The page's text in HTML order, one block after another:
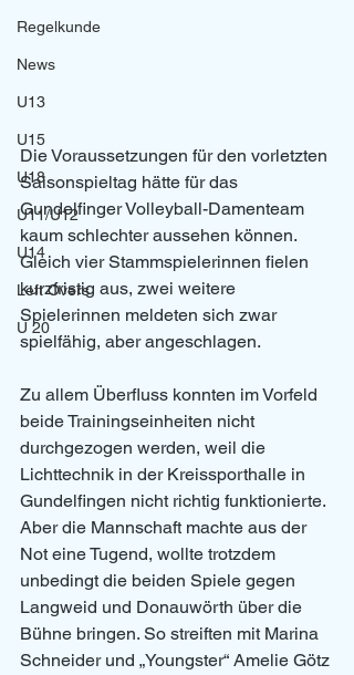
Regelkunde
News
U13
U15
U18
U11/U12
U14
Left Overs
U 20
Die Voraussetzungen für den vorletzten
Saisonspieltag hätte für das
Gundelfinger Volleyball-Damenteam
kaum schlechter aussehen können.
Gleich vier Stammspielerinnen fielen
kurzfristig aus, zwei weitere
Spielerinnen meldeten sich zwar
spielfähig, aber angeschlagen.
Zu allem Überfluss konnten im Vorfeld
beide Trainingseinheiten nicht
durchgezogen werden, weil die
Lichttechnik in der Kreissporthalle in
Gundelfingen nicht richtig funktionierte.
Aber die Mannschaft machte aus der
Not eine Tugend, wollte trotzdem
unbedingt die beiden Spiele gegen
Langweid und Donauwörth über die
Bühne bringen. So streiften mit Marina
Schneider und „Youngster“ Amelie Götz